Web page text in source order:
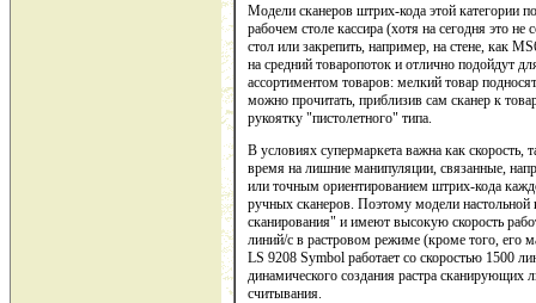
Модели сканеров штрих-кода этой категории
рабочем столе кассира (хотя на сегодня это
стол или закрепить, например, на стене, как
на средний товаропоток и отлично подойдут
ассортиментом товаров: мелкий товар
можно прочитать, приблизив сам сканер к
рукоятку "пистолетного" типа.
В условиях супермаркета важна как скорость,
время на лишние манипуляции, связанные,
или точным ориентированием штрих-кода
ручных сканеров. Поэтому модели настольной
сканирования" и имеют высокую скорость
линий/с в растровом режиме (кроме того, его
LS 9208 Symbol работает со скоростью 1500
динамического создания растра
считывания.